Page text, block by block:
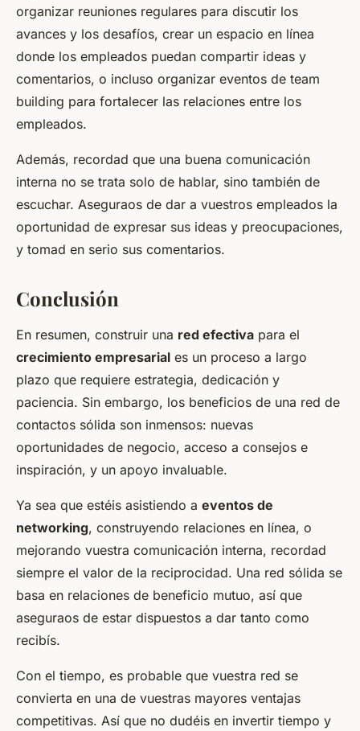
organizar reuniones regulares para discutir los
avances y los desafíos, crear un espacio en línea
donde los empleados puedan compartir ideas y
comentarios, o incluso organizar eventos de team
building para fortalecer las relaciones entre los
empleados.
Además, recordad que una buena comunicación
interna no se trata solo de hablar, sino también de
escuchar. Aseguraos de dar a vuestros empleados la
oportunidad de expresar sus ideas y preocupaciones,
y tomad en serio sus comentarios.
Conclusión
En resumen, construir una red efectiva para el
crecimiento empresarial es un proceso a largo
plazo que requiere estrategia, dedicación y
paciencia. Sin embargo, los beneficios de una red de
contactos sólida son inmensos: nuevas
oportunidades de negocio, acceso a consejos e
inspiración, y un apoyo invaluable.
Ya sea que estéis asistiendo a eventos de
networking, construyendo relaciones en línea, o
mejorando vuestra comunicación interna, recordad
siempre el valor de la reciprocidad. Una red sólida se
basa en relaciones de beneficio mutuo, así que
aseguraos de estar dispuestos a dar tanto como
recibís.
Con el tiempo, es probable que vuestra red se
convierta en una de vuestras mayores ventajas
competitivas. Así que no dudéis en invertir tiempo y